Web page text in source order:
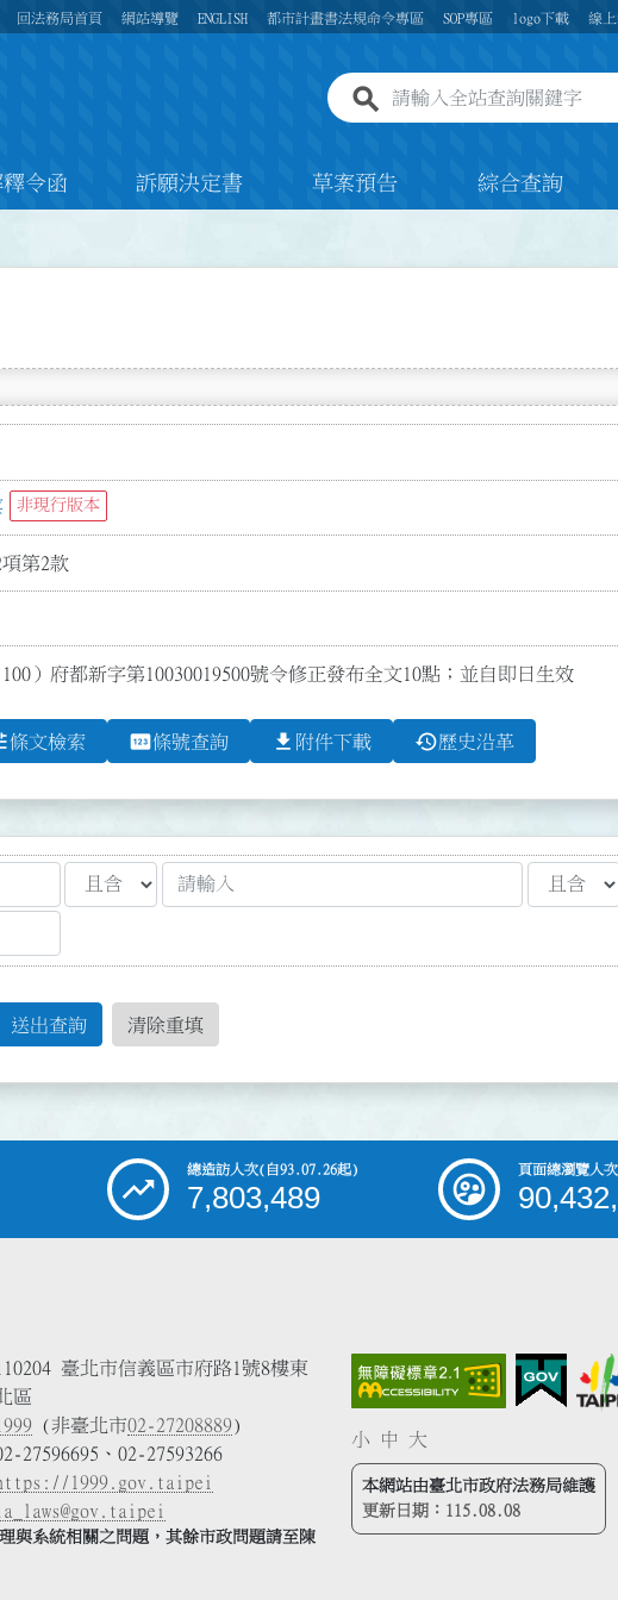
回法務局首頁 網站導覽 ENGLISH 都市計畫書法規命令專區 SOP專區 logo下載 線
全站查詢關鍵字欄位
令函 訴願決定書 草案預告 綜合查詢
非現行版本
第2款
）府都新字第10030019500號令修正發布全文10點；並自即日生效
條文檢索 pin條號查詢 file_download 附件下載 history歷史沿革
送出查詢 清除重填
總造訪人次(自93.07.26起)
7,803,489
頁面總瀏覽人次
臺北市信義區市府路1號8樓東
區
(非臺北市02-27208889)
27596695、02-27593266
1999.gov.taipei
與系統相關之問題，其餘市政問題請至陳
小 中 大
本網站由臺北市政府法務局維護
更新日期： 115.08.08